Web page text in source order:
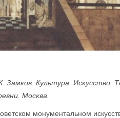
Замков. Культура. Искусство.
Москва.
монументальном